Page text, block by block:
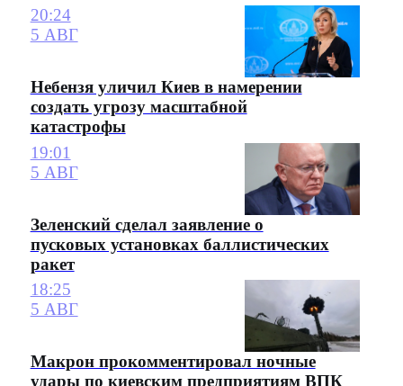
20:24
5 АВГ
Небензя уличил Киев в намерении
создать угрозу масштабной
катастрофы
19:01
5 АВГ
Зеленский сделал заявление о
пусковых установках баллистических
ракет
18:25
5 АВГ
Макрон прокомментировал ночные
удары по киевским предприятиям ВПК